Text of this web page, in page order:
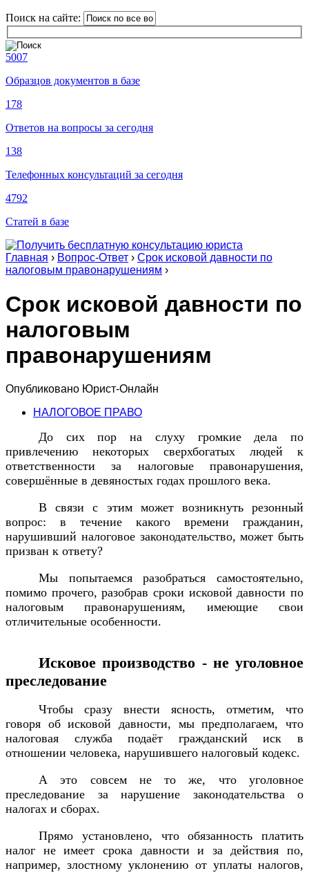
Поиск на сайте:
5007
Образцов документов в базе
178
Ответов на вопросы за сегодня
138
Телефонных консультаций за сегодня
4792
Статей в базе
Главная › Вопрос-Ответ › Срок исковой давности по
налоговым правонарушениям ›
Срок исковой давности по
налоговым
правонарушениям
Опубликовано Юрист-Онлайн
НАЛОГОВОЕ ПРАВО
До сих пор на слуху громкие дела по
привлечению некоторых сверхбогатых людей к
ответственности за налоговые правонарушения,
совершённые в девяностых годах прошлого века.
В связи с этим может возникнуть резонный
вопрос: в течение какого времени гражданин,
нарушивший налоговое законодательство, может быть
призван к ответу?
Мы попытаемся разобраться самостоятельно,
помимо прочего, разобрав сроки исковой давности по
налоговым правонарушениям, имеющие свои
отличительные особенности.
Исковое производство - не уголовное
преследование
Чтобы сразу внести ясность, отметим, что
говоря об исковой давности, мы предполагаем, что
налоговая служба подаёт гражданский иск в
отношении человека, нарушившего налоговый кодекс.
А это совсем не то же, что уголовное
преследование за нарушение законодательства о
налогах и сборах.
Прямо установлено, что обязанность платить
налог не имеет срока давности и за действия по,
например, злостному уклонению от уплаты налогов,